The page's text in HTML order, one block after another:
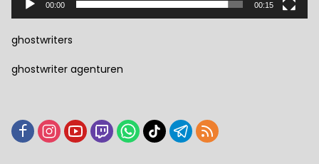
00:00 00:15
ghostwriters
ghostwriter agenturen